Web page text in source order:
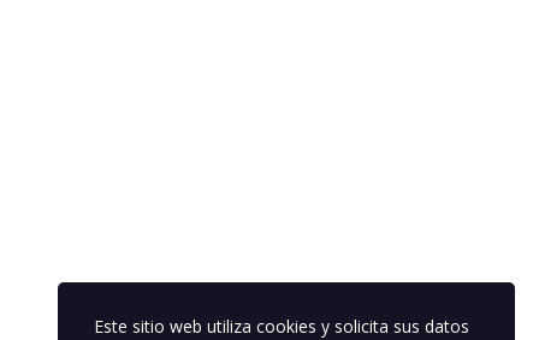
Este sitio web utiliza cookies y solicita sus datos